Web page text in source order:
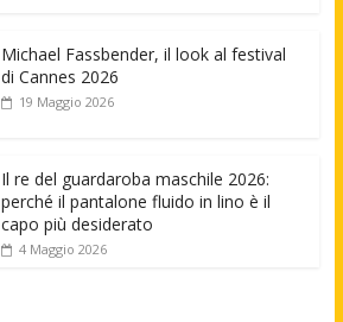
Michael Fassbender, il look al festival
di Cannes 2026
19 Maggio 2026
Il re del guardaroba maschile 2026:
perché il pantalone fluido in lino è il
capo più desiderato
4 Maggio 2026